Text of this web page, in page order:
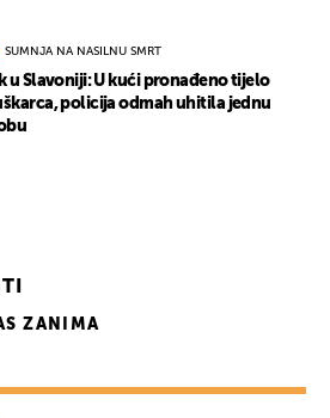
SUMNJA NA NASILNU SMRT
u Slavoniji: U kući pronađeno tijelo
policija odmah uhitila jednu
ZANIMA